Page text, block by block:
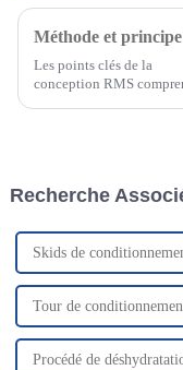
Les points clés de la
conception RMS
tambour d'éjection / filtre
liquide
filtre à gaz sec...
Recherche
Skids de
Tour de
Procédé de